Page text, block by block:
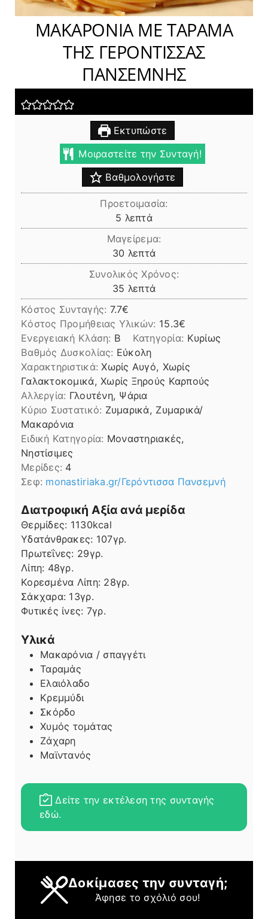
ΜΑΚΑΡΟΝΙΑ ΜΕ ΤΑΡΑΜΑ
ΤΗΣ ΓΕΡΟΝΤΙΣΣΑΣ
ΠΑΝΣΕΜΝΗΣ
Εκτυπώστε
Μοιραστείτε την Συνταγή!
Βαθμολογήστε
Προετοιμασία:
5 λεπτά
λεπτά
Μαγείρεμα:
30 λεπτά
λεπτά
Συνολικός Χρόνος:
35 λεπτά
λεπτά
Κόστος Συνταγής: 7.7€
Kόστος Προμήθειας Υλικών: 15.3
Ενεργειακή Κλάση: B Κατηγορία: Κυρίως
Βαθμός Δυσκολίας: Εύκολη
Χαρακτηριστικά:Χωρίς Αυγό, Χωρίς
Γαλακτοκομικά, Χωρίς Ξηρούς Καρπούς
Αλλεργία: Γλουτένη, Ψάρια
Kύριο Συστατικό: Ζυμαρικά, Ζυμαρικά/
Μακαρόνια
Ειδική Κατηγορία: Μοναστηριακές,
Νηστίσιμες
Μερίδες: 4
Σεφ: monastiriaka.gr/Γερόντισσα Πανσεμνή
Διατροφική Αξία ανά μερίδα
Θερμίδες: 1130kcal
Υδατάνθρακες: 107γρ.
Πρωτεΐνες: 29γρ.
Λίπη
Λίπη: 48γρ.
Κορεσμένα Λίπη: 28γρ.
Σάκχαρα: 13γρ.
Φυτικές ίνες: 7γρ.
Υλικά
Μακαρόνια / σπαγγέτι
Ταραμάς
Ελαιόλαδο
Κρεμμύδι
Σκόρδο
Χυμός τομάτας
Ζάχαρη
Μαϊντανός
Δείτε την εκτέλεση της συνταγής
εδώ.
Δοκίμασες την συνταγή;
Άφησε το σχόλιό σου!